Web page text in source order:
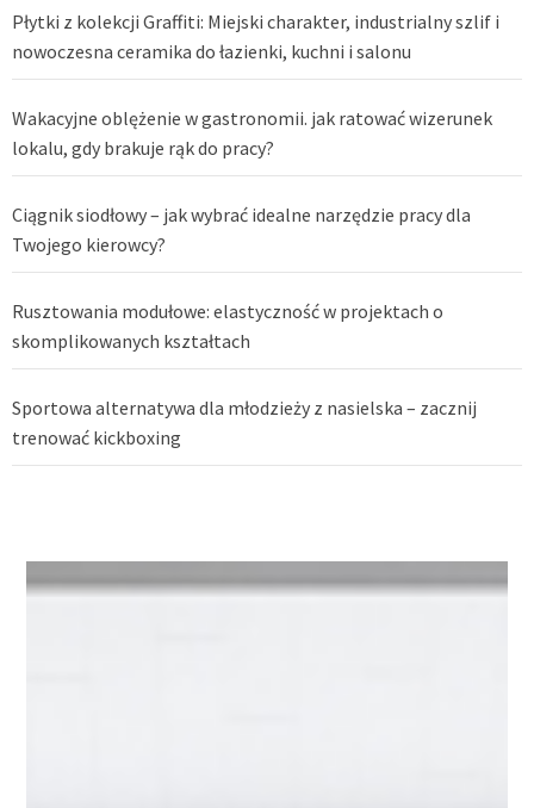
Płytki z kolekcji Graffiti: Miejski charakter, industrialny szlif i
nowoczesna ceramika do łazienki, kuchni i salonu
Wakacyjne oblężenie w gastronomii. jak ratować wizerunek
lokalu, gdy brakuje rąk do pracy?
Ciągnik siodłowy – jak wybrać idealne narzędzie pracy dla
Twojego kierowcy?
Rusztowania modułowe: elastyczność w projektach o
skomplikowanych kształtach
Sportowa alternatywa dla młodzieży z nasielska – zacznij
trenować kickboxing